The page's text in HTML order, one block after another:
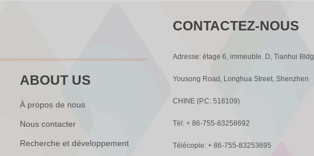
ABOUT US
À propos de nous
Nous contacter
Recherche et développement
CONTACTEZ-NOUS
Adresse: étage 6, immeuble. D, Tianhui Bldg.,
Yousong Road, Longhua Street, Shenzhen
CHINE (P.C: 518109)
Tél: + 86-755-83258692
Télécopie: + 86-755-83253695